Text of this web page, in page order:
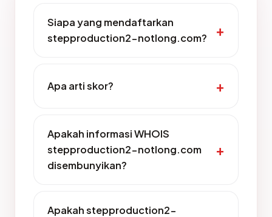
Siapa yang mendaftarkan
stepproduction2-notlong.com?
Apa arti skor?
Apakah informasi WHOIS
stepproduction2-notlong.com
disembunyikan?
Apakah stepproduction2-